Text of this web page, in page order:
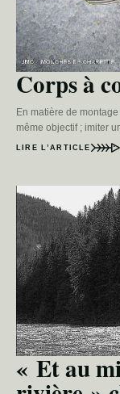
Corps à
En matière de
même objectif ; imiter
LIRE L’ARTICLE
« Et au